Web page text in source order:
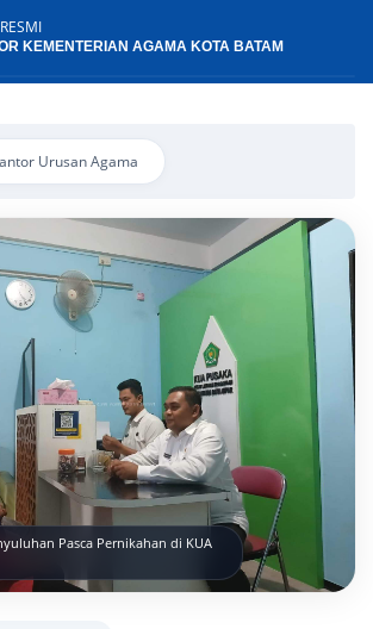
KEMENTERIAN AGAMA KOTA BATAM
Urusan Agama
Pasca Pernikahan di KUA